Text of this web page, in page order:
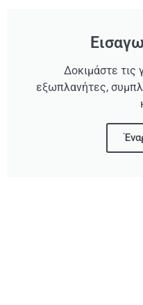
Δοκιμάστε τις
εξωπλανήτες,